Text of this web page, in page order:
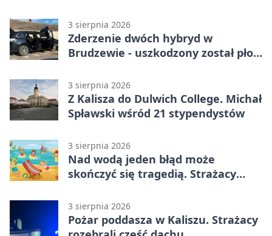
3 sierpnia 2026
Zderzenie dwóch hybryd w
Brudzewie - uszkodzony został płot
3 sierpnia 2026
Z Kalisza do Dulwich College. Michał
Spławski wśród 21 stypendystów
3 sierpnia 2026
Nad wodą jeden błąd może
skończyć się tragedią. Strażacy
3 sierpnia 2026
Pożar poddasza w Kaliszu. Strażacy